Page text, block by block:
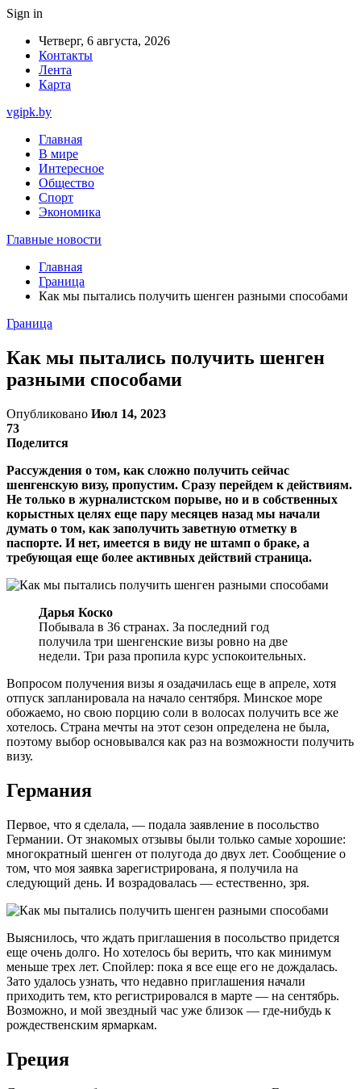
Sign in
Четверг, 6 августа, 2026
Контакты
Лента
Карта
vgipk.by
Главная
В мире
Интересное
Общество
Спорт
Экономика
Главные новости
Главная
Граница
Как мы пытались получить шенген разными способами
Граница
Как мы пытались получить шенген
разными способами
Опубликовано Июл 14, 2023
73
Поделится
Рассуждения о том, как сложно получить сейчас
шенгенскую визу, пропустим. Сразу перейдем к действиям.
Не только в журналистском порыве, но и в собственных
корыстных целях еще пару месяцев назад мы начали
думать о том, как заполучить заветную отметку в
паспорте. И нет, имеется в виду не штамп о браке, а
требующая еще более активных действий страница.
Дарья Коско
Побывала в 36 странах. За последний год
получила три шенгенские визы ровно на две
недели. Три раза пропила курс успокоительных.
Вопросом получения визы я озадачилась еще в апреле, хотя
отпуск запланировала на начало сентября. Минское море
обожаемо, но свою порцию соли в волосах получить все же
хотелось. Страна мечты на этот сезон определена не была,
поэтому выбор основывался как раз на возможности получить
визу.
Германия
Первое, что я сделала, — подала заявление в посольство
Германии. От знакомых отзывы были только самые хорошие:
многократный шенген от полугода до двух лет. Сообщение о
том, что моя заявка зарегистрирована, я получила на
следующий день. И возрадовалась — естественно, зря.
Выяснилось, что ждать приглашения в посольство придется
еще очень долго. Но хотелось бы верить, что как минимум
меньше трех лет. Спойлер: пока я все еще его не дождалась.
Зато удалось узнать, что недавно приглашения начали
приходить тем, кто регистрировался в марте — на сентябрь.
Возможно, и мой звездный час уже близок — где-нибудь к
рождественским ярмаркам.
Греция